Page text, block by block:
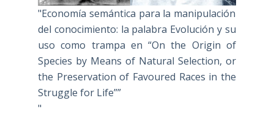
"Economía semántica para la manipulación
del conocimiento: la palabra Evolución y su
uso como trampa en “On the Origin of
Species by Means of Natural Selection, or
the Preservation of Favoured Races in the
Struggle for Life””
"